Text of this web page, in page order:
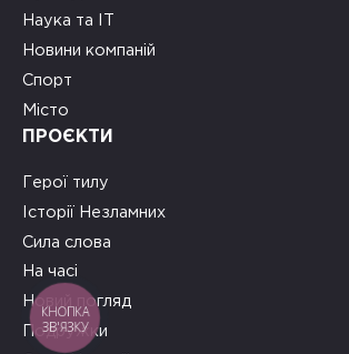
Наука та ІТ
Новини компаній
Спорт
Місто
ПРОЄКТИ
Герої тилу
Історії Незламних
Сила слова
На часі
Новий погляд
Подружки
КНОПКА
ЗВ'ЯЗКУ